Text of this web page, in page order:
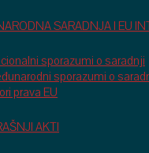
SARADNJA I EU
sporazumi o saradnji
sporazumi o
prava EU
AKTI